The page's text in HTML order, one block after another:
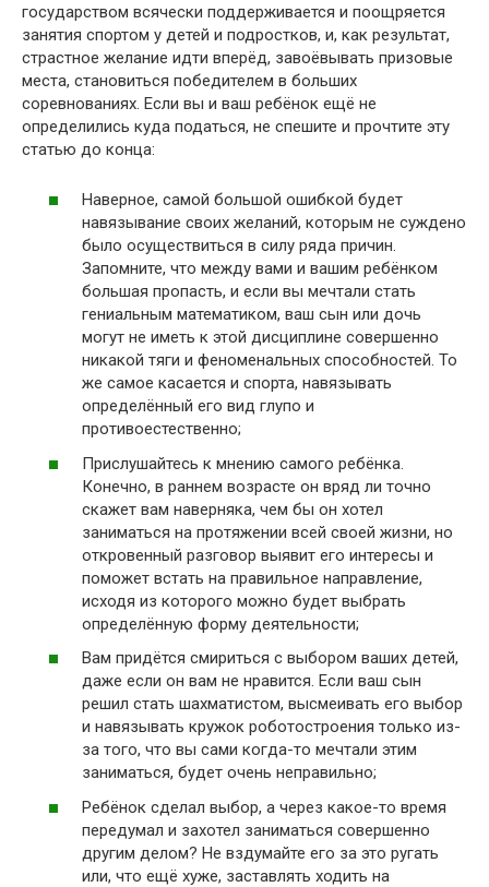
государством всячески поддерживается и поощряется
занятия спортом у детей и подростков, и, как результат,
страстное желание идти вперёд, завоёвывать призовые
места, становиться победителем в больших
соревнованиях. Если вы и ваш ребёнок ещё не
определились куда податься, не спешите и прочтите эту
статью до конца:
Наверное, самой большой ошибкой будет
навязывание своих желаний, которым не суждено
было осуществиться в силу ряда причин.
Запомните, что между вами и вашим ребёнком
большая пропасть, и если вы мечтали стать
гениальным математиком, ваш сын или дочь
могут не иметь к этой дисциплине совершенно
никакой тяги и феноменальных способностей. То
же самое касается и спорта, навязывать
определённый его вид глупо и
противоестественно;
Прислушайтесь к мнению самого ребёнка.
Конечно, в раннем возрасте он вряд ли точно
скажет вам наверняка, чем бы он хотел
заниматься на протяжении всей своей жизни, но
откровенный разговор выявит его интересы и
поможет встать на правильное направление,
исходя из которого можно будет выбрать
определённую форму деятельности;
Вам придётся смириться с выбором ваших детей,
даже если он вам не нравится. Если ваш сын
решил стать шахматистом, высмеивать его выбор
и навязывать кружок роботостроения только из-
за того, что вы сами когда-то мечтали этим
заниматься, будет очень неправильно;
Ребёнок сделал выбор, а через какое-то время
передумал и захотел заниматься совершенно
другим делом? Не вздумайте его за это ругать
или, что ещё хуже, заставлять ходить на